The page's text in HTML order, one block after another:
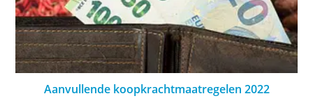
Aanvullende koopkrachtmaatregelen 2022